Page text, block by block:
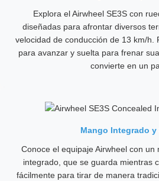
Explora el Airwheel SE3S con
diseñadas para afrontar diversos
velocidad de conducción de 13 km/h.
para avanzar y suelta para frenar
convierte en un
Mango Integrado y
Conoce el equipaje Airwheel con un
integrado, que se guarda mientras
fácilmente para tirar de manera